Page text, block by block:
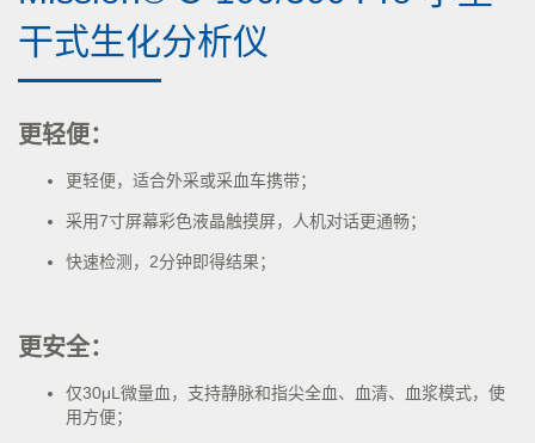
干式生化分析仪
更轻便：
更轻便，适合外采或采血车携带；
采用7寸屏幕彩色液晶触摸屏，人机对话更通畅；
快速检测，2分钟即得结果；
更安全：
仅30μL微量血，支持静脉和指尖全血、血清、血浆模式，使
用方便；